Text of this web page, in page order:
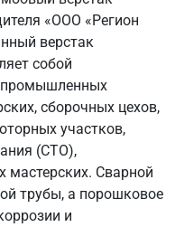
«ООО «Регион
верстак
собой
промышленных
сборочных цехов,
участков,
(СТО),
Сварной
трубы, а порошковое
и